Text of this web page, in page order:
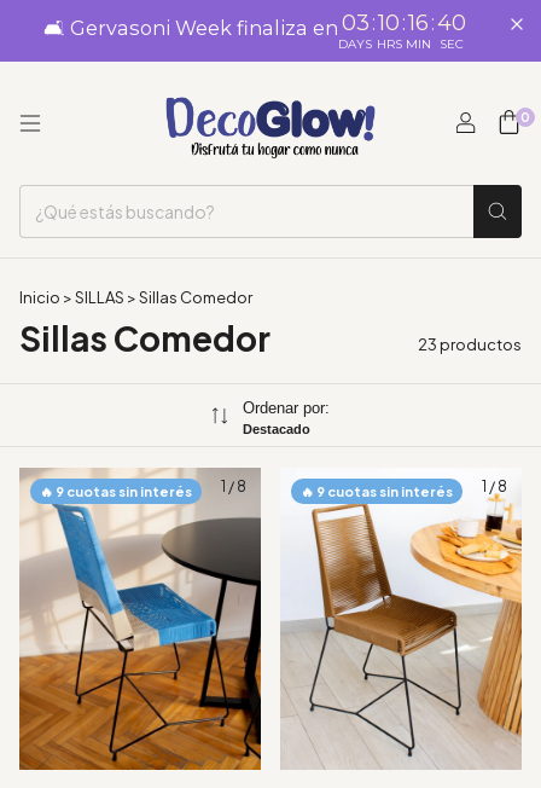
🛋️ Gervasoni Week finaliza en 03
DAYS
:10
HRS
:16
MIN
:39
SEC
0
Inicio >SILLAS >Sillas Comedor
Sillas Comedor 23 productos
Ordenar por:
Destacado
1 / 8 1 / 8